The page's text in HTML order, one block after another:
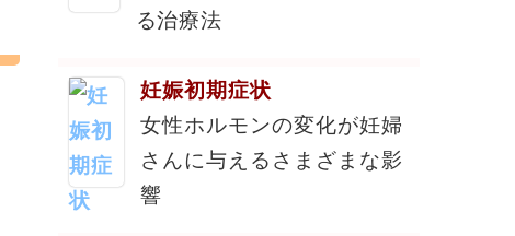
る治療法
妊娠初期症状
女性ホルモンの変化が妊婦
さんに与えるさまざまな影
響